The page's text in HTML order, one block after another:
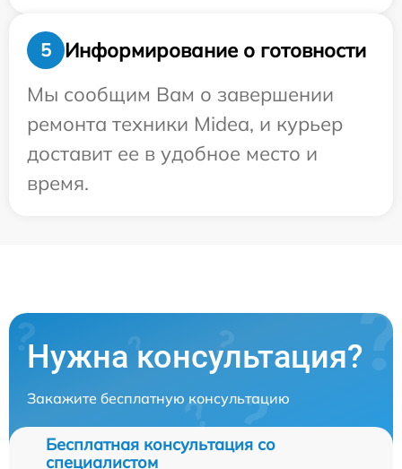
5
Информирование о готовности
Мы сообщим Вам о завершении
ремонта техники Midea, и курьер
доставит ее в удобное место и
время.
Нужна консультация?
Закажите бесплатную консультацию
Бесплатная консультация со
специалистом